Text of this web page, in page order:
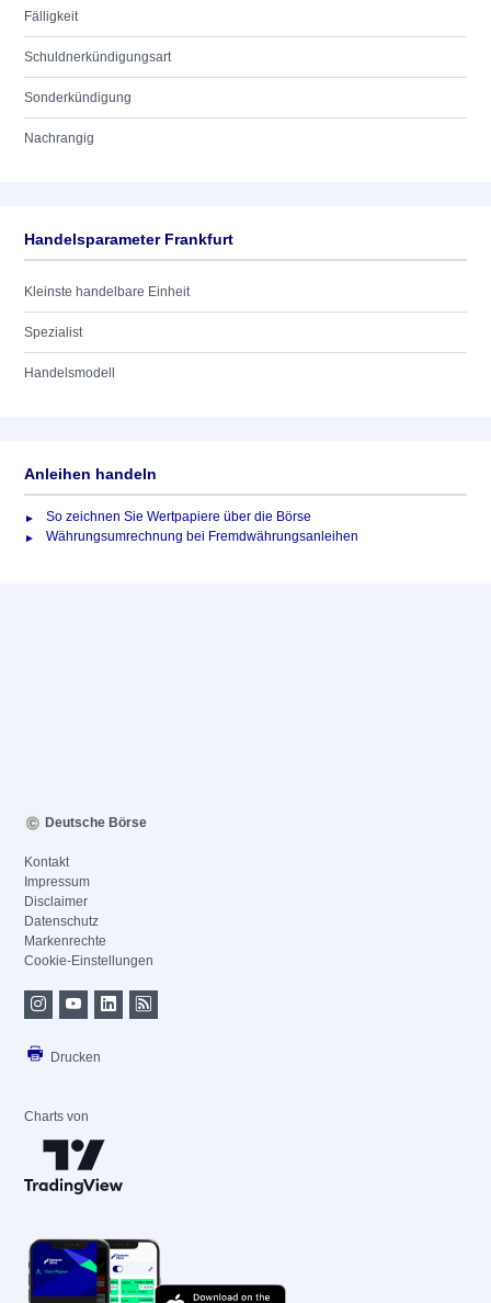
Fälligkeit
Schuldnerkündigungsart
Sonderkündigung
Nachrangig
Handelsparameter Frankfurt
Kleinste handelbare Einheit
Spezialist
Handelsmodell
Anleihen handeln
So zeichnen Sie Wertpapiere über die Börse
Währungsumrechnung bei Fremdwährungsanleihen
Deutsche Börse
Kontakt
Impressum
Disclaimer
Datenschutz
Markenrechte
Cookie-Einstellungen
Drucken
Charts von